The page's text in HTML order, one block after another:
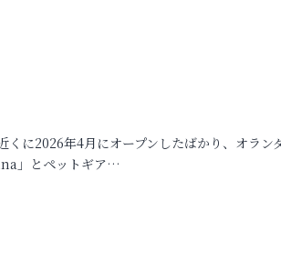
くに2026年4月にオープンしたばかり、オラン
」とペットギア…